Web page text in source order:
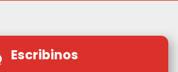
Escribinos